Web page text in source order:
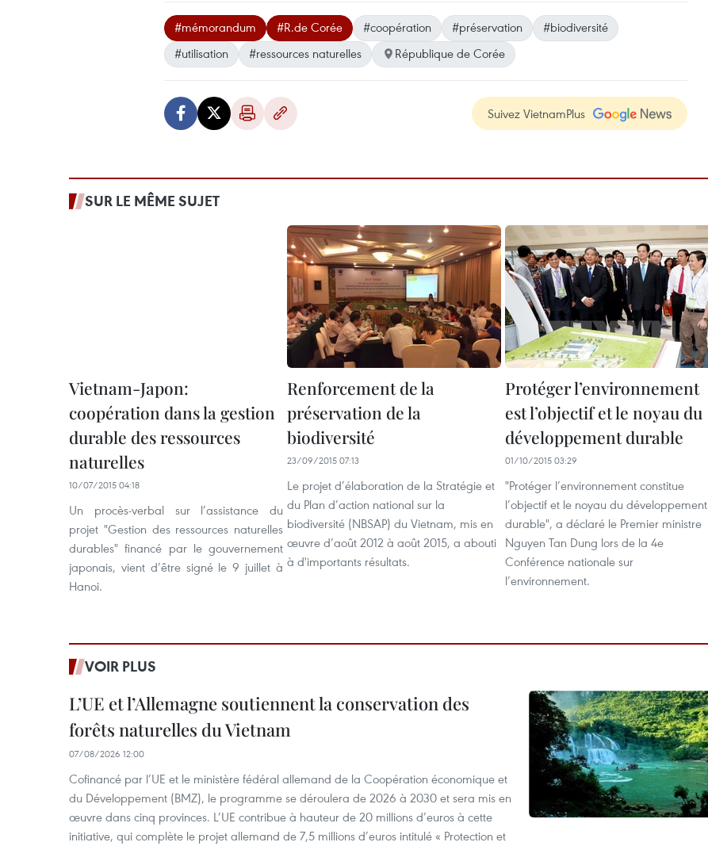
#mémorandum #R.de Corée #coopération #préservation
#biodiversité
#utilisation
#ressources naturelles République de Corée
Suivez VietnamPlus
SUR LE MÊME SUJET
Vietnam-Japon:
coopération dans la gestion
durable des ressources
naturelles
10/07/2015 04:18
Un procès-verbal sur l’assistance du
projet "Gestion des ressources naturelles
durables" financé par le gouvernement
japonais, vient d’être signé le 9 juillet à
Hanoi.
Renforcement de la
préservation de la
biodiversité
23/09/2015 07:13
Le projet d’élaboration de la Stratégie et
du Plan d’action national sur la
biodiversité (NBSAP) du Vietnam, mis en
œuvre d’août 2012 à août 2015, a abouti
à d'importants résultats.
Protéger l’environnement
est l’objectif et le noyau du
développement durable
01/10/2015 03:29
"Protéger l’environnement constitue
l’objectif et le noyau du développement
durable", a déclaré le Premier ministre
Nguyen Tan Dung lors de la 4e
Conférence nationale ​sur
l’environnement.
VOIR PLUS
L’UE et l’Allemagne soutiennent la conservation des
forêts naturelles du Vietnam
07/08/2026 12:00
Cofinancé par l’UE et le ministère fédéral allemand de la Coopération économique et
du Développement (BMZ), le programme se déroulera de 2026 à 2030 et sera mis en
œuvre dans cinq provinces. L’UE contribue à hauteur de 20 millions d’euros à cette
initiative, qui complète le projet allemand de 7,5 millions d’euros intitulé « Protection et